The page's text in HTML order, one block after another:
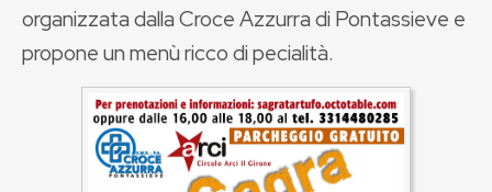
organizzata dalla Croce Azzurra di Pontassieve e
propone un menù ricco di pecialità.